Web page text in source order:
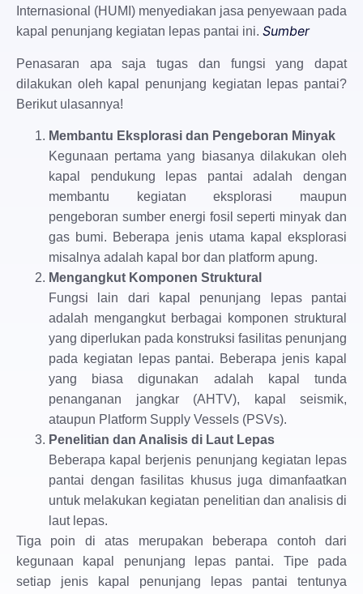
Internasional (HUMI) menyediakan jasa penyewaan pada
kapal penunjang kegiatan lepas pantai ini. Sumber
Penasaran apa saja tugas dan fungsi yang dapat
dilakukan oleh kapal penunjang kegiatan lepas pantai?
Berikut ulasannya!
Membantu Eksplorasi dan Pengeboran Minyak
Kegunaan pertama yang biasanya dilakukan oleh
kapal pendukung lepas pantai adalah dengan
membantu kegiatan eksplorasi maupun
pengeboran sumber energi fosil seperti minyak dan
gas bumi. Beberapa jenis utama kapal eksplorasi
misalnya adalah kapal bor dan platform apung.
Mengangkut Komponen Struktural
Fungsi lain dari kapal penunjang lepas pantai
adalah mengangkut berbagai komponen struktural
yang diperlukan pada konstruksi fasilitas penunjang
pada kegiatan lepas pantai. Beberapa jenis kapal
yang biasa digunakan adalah kapal tunda
penanganan jangkar (AHTV), kapal seismik,
ataupun Platform Supply Vessels (PSVs).
Penelitian dan Analisis di Laut Lepas
Beberapa kapal berjenis penunjang kegiatan lepas
pantai dengan fasilitas khusus juga dimanfaatkan
untuk melakukan kegiatan penelitian dan analisis di
laut lepas.
Tiga poin di atas merupakan beberapa contoh dari
kegunaan kapal penunjang lepas pantai. Tipe pada
setiap jenis kapal penunjang lepas pantai tentunya